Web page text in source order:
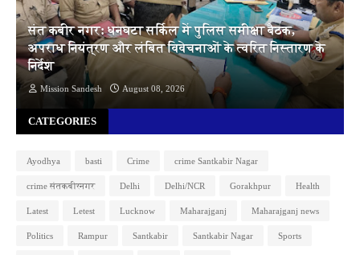
संत कबीर नगर: धनघटा सर्किल में पुलिस समीक्षा बैठक,
अपराध नियंत्रण और लंबित विवेचनाओं के त्वरित निस्तारण के
निर्देश
Mission Sandesh August 08, 2026
CATEGORIES
Ayodhya basti Crime crime Santkabir Nagar
crime संतकबीरनगर Delhi Delhi/NCR Gorakhpur Health
Latest Letest Lucknow Maharajganj Maharajganj news
Politics Rampur Santkabir Santkabir Nagar Sports